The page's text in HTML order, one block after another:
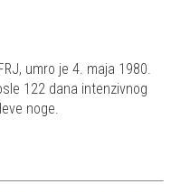
umro je 4. maja 1980.
122 dana intenzivnog
noge.